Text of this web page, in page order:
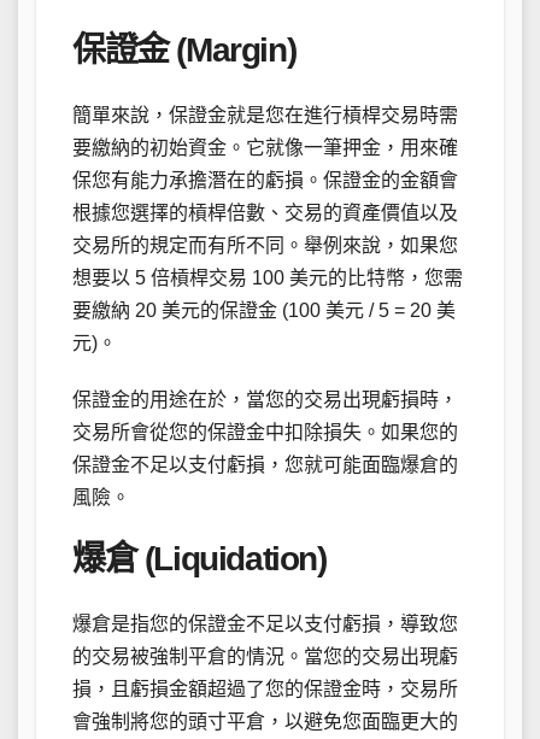
保證金 (Margin)
簡單來說，保證金就是您在進行槓桿交易時需
要繳納的初始資金。它就像一筆押金，用來確
保您有能力承擔潛在的虧損。保證金的金額會
根據您選擇的槓桿倍數、交易的資產價值以及
交易所的規定而有所不同。舉例來說，如果您
想要以 5 倍槓桿交易 100 美元的比特幣，您需
要繳納 20 美元的保證金 (100 美元 / 5 = 20 美
元)。
保證金的用途在於，當您的交易出現虧損時，
交易所會從您的保證金中扣除損失。如果您的
保證金不足以支付虧損，您就可能面臨爆倉的
風險。
爆倉 (Liquidation)
爆倉是指您的保證金不足以支付虧損，導致您
的交易被強制平倉的情況。當您的交易出現虧
損，且虧損金額超過了您的保證金時，交易所
會強制將您的頭寸平倉，以避免您面臨更大的